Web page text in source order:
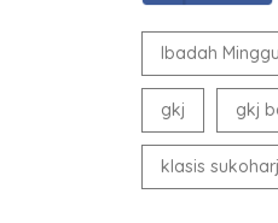
Ibadah
gkj gkj
klasis